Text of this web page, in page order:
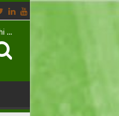
...